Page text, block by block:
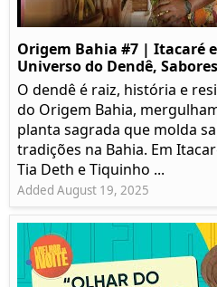
Origem Bahia #7 | Itacaré
Universo do Dendê,
O dendê é raiz, história e
do Origem Bahia,
planta sagrada que molda
tradições na Bahia. Em
Tia Deth e Tiquinho ...
Added August 19, 2025